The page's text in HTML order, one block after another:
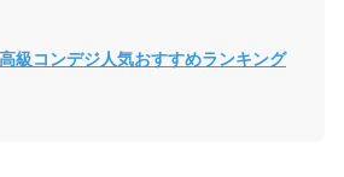
高級コンデジ人気おすすめランキング